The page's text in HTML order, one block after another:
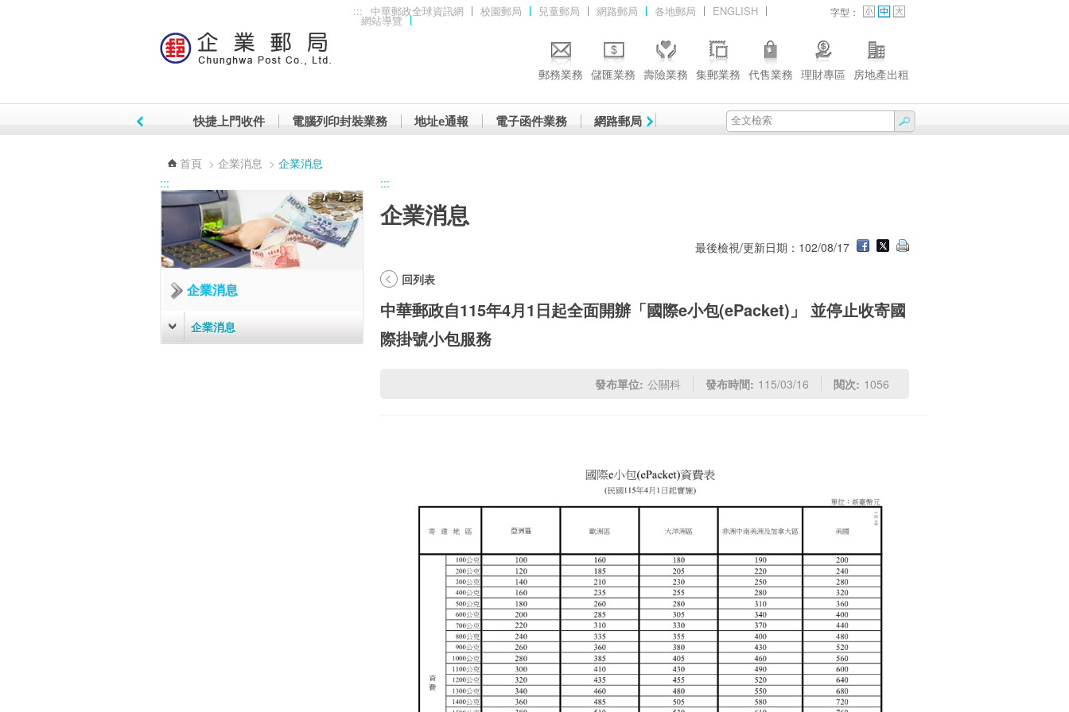
::: 中華郵政全球資訊網 校園郵局 兒童郵局 網路郵局 各地郵局 ENGLISH
網站導覽
字型：
郵務業務 儲匯業務 壽險業務 集郵業務 代售業務 理財專區 房地產出租
快捷上門收件 電腦列印封裝業務 地址e通報 電子函件業務 網路郵局
首頁 > 企業消息 > 企業消息
:::
企業消息
企業消息
:::
企業消息
最後檢視/更新日期：102/08/17
回列表
中華郵政自115年4月1日起全面開辦「國際e小包(ePacket)」 並停止收寄國
際掛號小包服務
發布單位: 公關科 發布時間: 115/03/16 閱次: 1056